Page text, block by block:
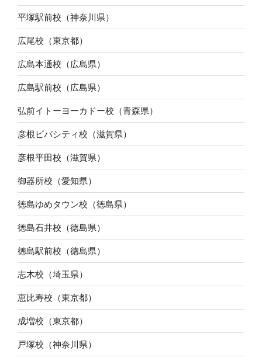
平塚駅前校（神奈川県）
広尾校（東京都）
広島本通校（広島県）
広島駅前校（広島県）
弘前イトーヨーカドー校（青森県）
彦根ビバシティ校（滋賀県）
彦根平田校（滋賀県）
御器所校（愛知県）
徳島ゆめタウン校（徳島県）
徳島石井校（徳島県）
徳島駅前校（徳島県）
志木校（埼玉県）
恵比寿校（東京都）
成増校（東京都）
戸塚校（神奈川県）